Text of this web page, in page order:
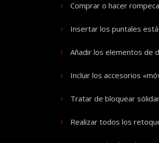
Comprar o hacer
Insertar los puntales
Añadir los elementos de
Incluir los accesorios
Tratar de bloquear
Realizar todos los